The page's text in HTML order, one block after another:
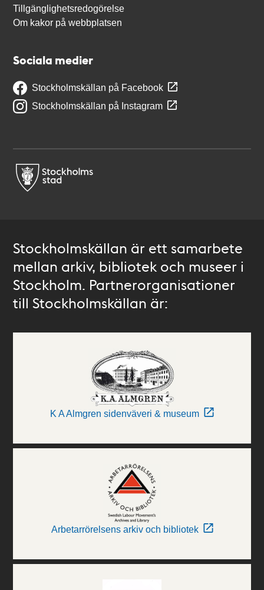
Tillgänglighetsredogörelse
Om kakor på webbplatsen
Sociala medier
Stockholmskällan på Facebook
Stockholmskällan på Instagram
Stockholmskällan är ett samarbete
mellan arkiv, bibliotek och museer i
Stockholm. Partnerorganisationer
till Stockholmskällan är:
K A Almgren sidenväveri & museum
Arbetarrörelsens arkiv och bibliotek